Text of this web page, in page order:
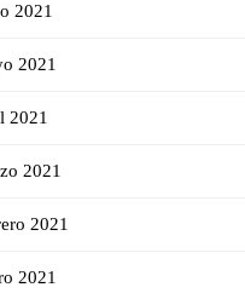
2021
2021
2021
2021
2021
2021